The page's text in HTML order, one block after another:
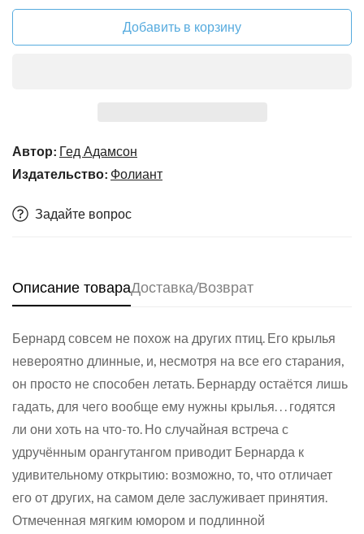
Добавить в корзину
Автор: Гед Адамсон
Издательство: Фолиант
Задайте вопрос
Описание товараДоставка/Возврат
Бернард совсем не похож на других птиц. Его крылья
невероятно длинные, и, несмотря на все его старания,
он просто не способен летать. Бернарду остаётся лишь
гадать, для чего вообще ему нужны крылья. . . годятся
ли они хоть на что-то. Но случайная встреча с
удручённым орангутангом приводит Бернарда к
удивительному открытию: возможно, то, что отличает
его от других, на самом деле заслуживает принятия.
Отмеченная мягким юмором и подлинной
Confirm your age
Are you 18 years old or older?
No, I'm not Yes, I am